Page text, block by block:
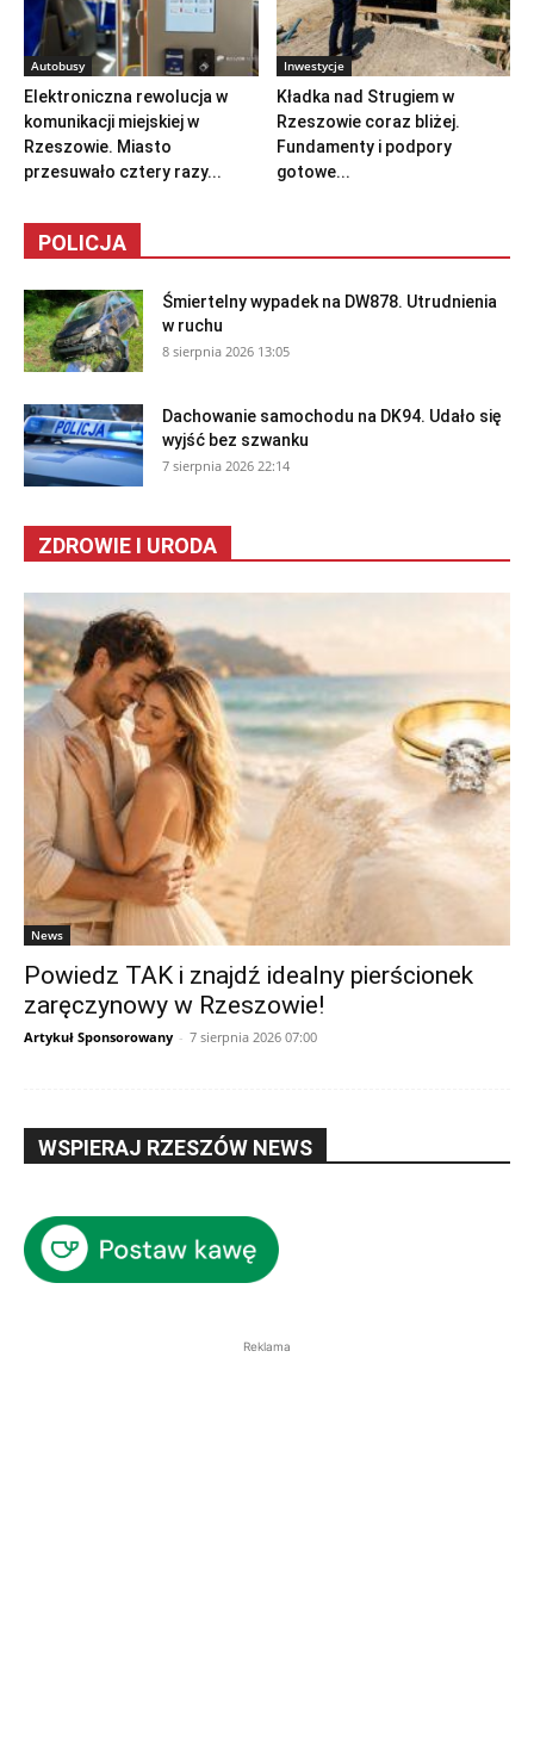
Autobusy
Elektroniczna rewolucja w
komunikacji miejskiej w
Rzeszowie. Miasto
przesuwało cztery razy...
Inwestycje
Kładka nad Strugiem w
Rzeszowie coraz bliżej.
Fundamenty i podpory
gotowe...
POLICJA
Śmiertelny wypadek na DW878. Utrudnienia
w ruchu
8 sierpnia 2026 13:05
Dachowanie samochodu na DK94. Udało się
wyjść bez szwanku
7 sierpnia 2026 22:14
ZDROWIE I URODA
News
Powiedz TAK i znajdź idealny pierścionek
zaręczynowy w Rzeszowie!
Artykuł Sponsorowany - 7 sierpnia 2026 07:00
WSPIERAJ RZESZÓW NEWS
Reklama